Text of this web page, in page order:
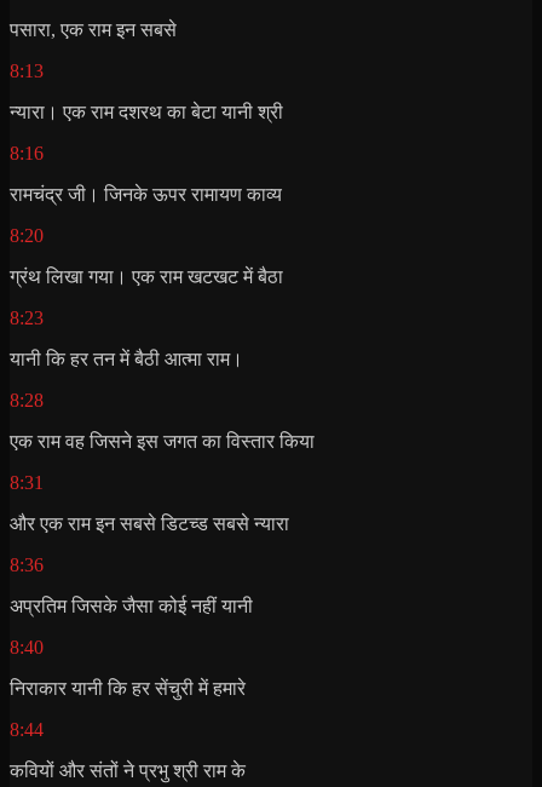
पसारा, एक राम इन सबसे
8:13
न्यारा। एक राम दशरथ का बेटा यानी श्री
8:16
रामचंद्र जी। जिनके ऊपर रामायण काव्य
8:20
ग्रंथ लिखा गया। एक राम खटखट में बैठा
8:23
यानी कि हर तन में बैठी आत्मा राम।
8:28
एक राम वह जिसने इस जगत का विस्तार किया
8:31
और एक राम इन सबसे डिटच्ड सबसे न्यारा
8:36
अप्रतिम जिसके जैसा कोई नहीं यानी
8:40
निराकार यानी कि हर सेंचुरी में हमारे
8:44
कवियों और संतों ने प्रभु श्री राम के